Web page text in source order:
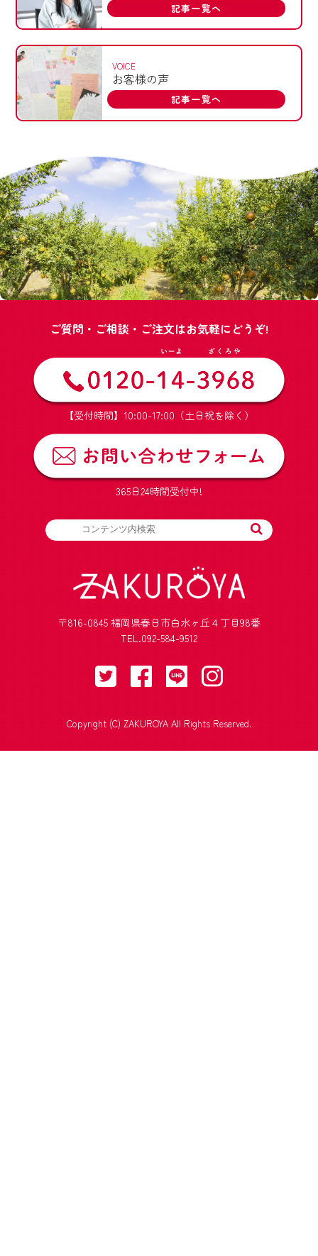
記事一覧へ
VOICE
お客様の声
記事一覧へ
ご質問・ご相談・ご注文はお気軽にどうぞ!
【受付時間】10:00-17:00（土日祝を除く）
365日24時間受付中!
〒816-0845 福岡県春日市白水ヶ丘４丁目98番
TEL.092-584-9512
Copyright (C) ZAKUROYA All Rights Reserved.